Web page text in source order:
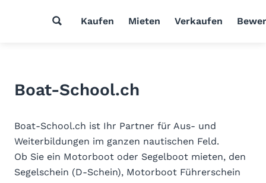
Kaufen Mieten Verkaufen
Boat-School.ch
Boat-School.ch ist Ihr Partner für Aus- und
Weiterbildungen im ganzen nautischen Feld.
Ob Sie ein Motorboot oder Segelboot mieten, den
Segelschein (D-Schein), Motorboot Führerschein